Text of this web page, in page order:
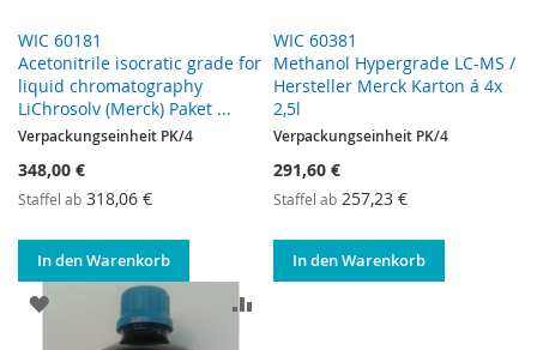
WIC 60181
Acetonitrile isocratic grade for
liquid chromatography
LiChrosolv (Merck) Paket ...
Verpackungseinheit PK/4
348,00 €
Staffel ab 318,06 €
In den Warenkorb
WIC 60381
Methanol Hypergrade LC-MS /
Hersteller Merck Karton á 4x
2,5l
Verpackungseinheit PK/4
291,60 €
Staffel ab 257,23 €
In den Warenkorb
ZUR WUNSCHLISTE HINZUFÜGEN